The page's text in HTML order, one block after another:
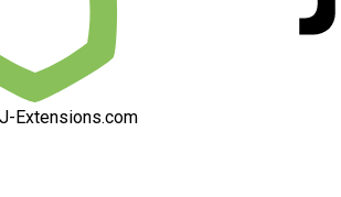
Extensions.com